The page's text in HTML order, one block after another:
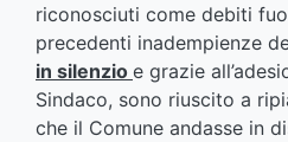
riconosciuti come debiti
precedenti inadempienze
in silenzio e grazie
Sindaco, sono riuscito a
che il Comune andasse in